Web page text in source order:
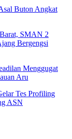
Buton Angkat
SMAN 2
Bergengsi
Menggugat
Aru
Tes Profiling
ASN